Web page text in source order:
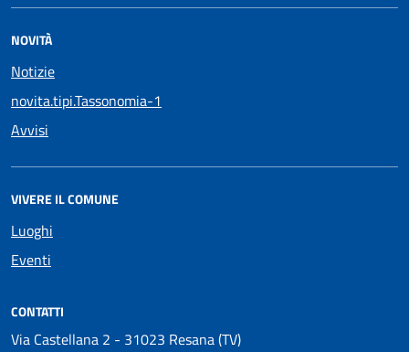
NOVITÀ
Notizie
novita.tipi.Tassonomia-1
Avvisi
VIVERE IL COMUNE
Luoghi
Eventi
CONTATTI
Via Castellana 2 - 31023 Resana (TV)